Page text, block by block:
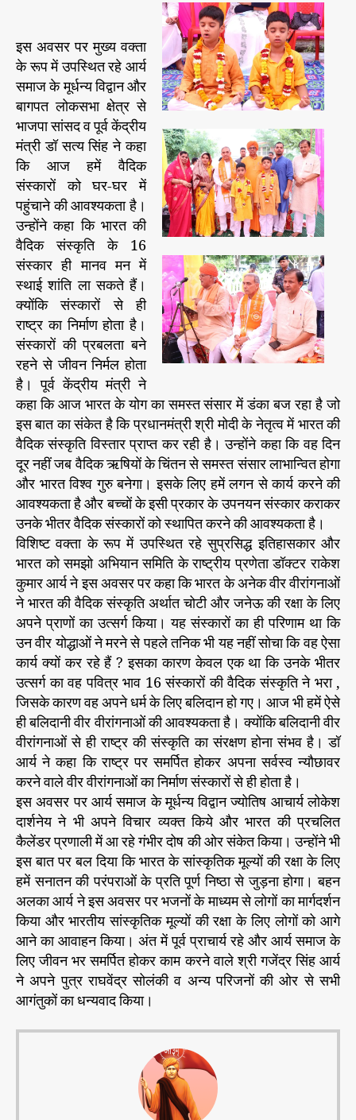
इस अवसर पर मुख्य वक्ता
के रूप में उपस्थित रहे आर्य
समाज के मूर्धन्य विद्वान और
बागपत लोकसभा क्षेत्र से
भाजपा सांसद व पूर्व केंद्रीय
मंत्री डॉ सत्य सिंह ने कहा
कि आज हमें वैदिक
संस्कारों को घर-घर में
पहुंचाने की आवश्यकता है।
उन्होंने कहा कि भारत की
वैदिक संस्कृति के 16
संस्कार ही मानव मन में
स्थाई शांति ला सकते हैं।
क्योंकि संस्कारों से ही
राष्ट्र का निर्माण होता है।
संस्कारों की प्रबलता बने
रहने से जीवन निर्मल होता
है। पूर्व केंद्रीय मंत्री ने
कहा कि आज भारत के योग का समस्त संसार में डंका बज रहा है जो
इस बात का संकेत है कि प्रधानमंत्री श्री मोदी के नेतृत्व में भारत की
वैदिक संस्कृति विस्तार प्राप्त कर रही है। उन्होंने कहा कि वह दिन
दूर नहीं जब वैदिक ऋषियों के चिंतन से समस्त संसार लाभान्वित होगा
और भारत विश्व गुरु बनेगा। इसके लिए हमें लगन से कार्य करने की
आवश्यकता है और बच्चों के इसी प्रकार के उपनयन संस्कार कराकर
उनके भीतर वैदिक संस्कारों को स्थापित करने की आवश्यकता है।
विशिष्ट वक्ता के रूप में उपस्थित रहे सुप्रसिद्ध इतिहासकार और
भारत को समझो अभियान समिति के राष्ट्रीय प्रणेता डॉक्टर राकेश
कुमार आर्य ने इस अवसर पर कहा कि भारत के अनेक वीर वीरांगनाओं
ने भारत की वैदिक संस्कृति अर्थात चोटी और जनेऊ की रक्षा के लिए
अपने प्राणों का उत्सर्ग किया। यह संस्कारों का ही परिणाम था कि
उन वीर योद्धाओं ने मरने से पहले तनिक भी यह नहीं सोचा कि वह ऐसा
कार्य क्यों कर रहे हैं ? इसका कारण केवल एक था कि उनके भीतर
उत्सर्ग का वह पवित्र भाव 16 संस्कारों की वैदिक संस्कृति ने भरा ,
जिसके कारण वह अपने धर्म के लिए बलिदान हो गए। आज भी हमें ऐसे
ही बलिदानी वीर वीरांगनाओं की आवश्यकता है। क्योंकि बलिदानी वीर
वीरांगनाओं से ही राष्ट्र की संस्कृति का संरक्षण होना संभव है। डॉ
आर्य ने कहा कि राष्ट्र पर समर्पित होकर अपना सर्वस्व न्यौछावर
करने वाले वीर वीरांगनाओं का निर्माण संस्कारों से ही होता है।
इस अवसर पर आर्य समाज के मूर्धन्य विद्वान ज्योतिष आचार्य लोकेश
दार्शनेय ने भी अपने विचार व्यक्त किये और भारत की प्रचलित
कैलेंडर प्रणाली में आ रहे गंभीर दोष की ओर संकेत किया। उन्होंने भी
इस बात पर बल दिया कि भारत के सांस्कृतिक मूल्यों की रक्षा के लिए
हमें सनातन की परंपराओं के प्रति पूर्ण निष्ठा से जुड़ना होगा। बहन
अलका आर्य ने इस अवसर पर भजनों के माध्यम से लोगों का मार्गदर्शन
किया और भारतीय सांस्कृतिक मूल्यों की रक्षा के लिए लोगों को आगे
आने का आवाहन किया। अंत में पूर्व प्राचार्य रहे और आर्य समाज के
लिए जीवन भर समर्पित होकर काम करने वाले श्री गजेंद्र सिंह आर्य
ने अपने पुत्र राघवेंद्र सोलंकी व अन्य परिजनों की ओर से सभी
आगंतुकों का धन्यवाद किया।